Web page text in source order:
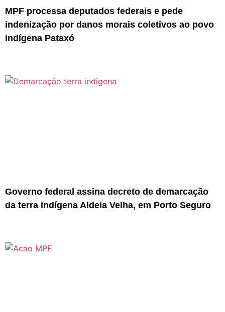
MPF processa deputados federais e pede
indenização por danos morais coletivos ao povo
indígena Pataxó
Governo federal assina decreto de demarcação
da terra indígena Aldeia Velha, em Porto Seguro